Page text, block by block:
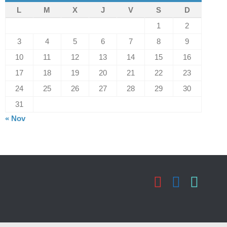
L M X J V S
D
1
2
3
4 5 6 7 8
9
10
11 12 13 14 15
16
17
18 19 20 21 22
23
24
25 26 27 28 29
30
31
« Nov